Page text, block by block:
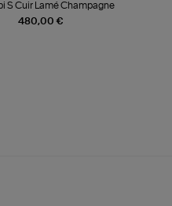
480,00 €
S Cuir Lamé Champagne